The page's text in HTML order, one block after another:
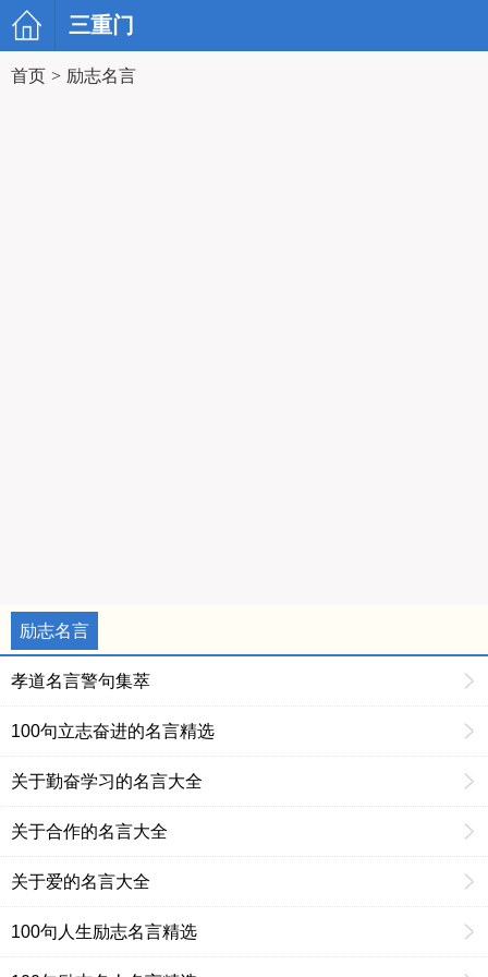
三重门
首页 > 励志名言
励志名言
孝道名言警句集萃
100句立志奋进的名言精选
关于勤奋学习的名言大全
关于合作的名言大全
关于爱的名言大全
100句人生励志名言精选